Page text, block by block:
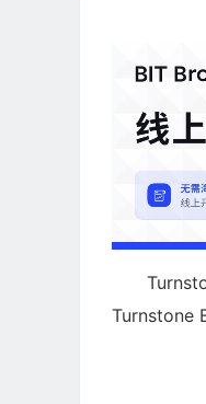
Turnstone